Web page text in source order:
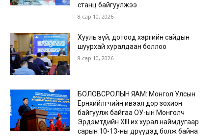
станц байгуулжээ
8 сар 10, 2026
Хууль зүй, дотоод хэргийн сайдын
шуурхай хуралдаан боллоо
8 сар 10, 2026
БОЛОВСРОЛЫН ЯАМ: Монгол Улсын
Ерөнхийлөгчийн ивээл дор зохион
байгуулж байгаа ОУ-ын Монголч
Эрдэмтдийн XIII их хурал наймдугаар
сарын 10-13-ны өдрүүдэд болж байна